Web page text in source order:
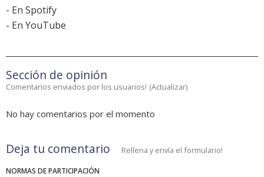
- En Spotify
- En YouTube
Sección de opinión
Comentarios enviados por los usuarios! (Actualizar)
No hay comentarios por el momento
Deja tu comentario Rellena y envía el formulario!
NORMAS DE PARTICIPACIÓN